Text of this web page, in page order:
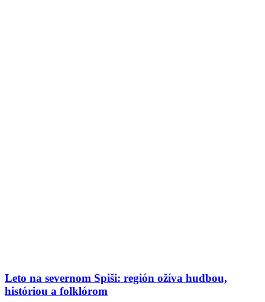
Leto na severnom Spiši: región ožíva hudbou,
históriou a folklórom